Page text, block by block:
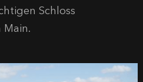
Schloss